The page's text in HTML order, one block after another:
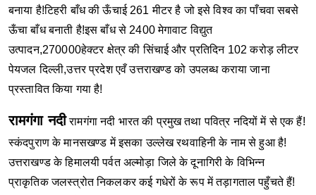
बनाया है!टिहरी बाँध की ऊँचाई 261 मीटर है जो इसे विश्व का पाँचवा सबसे
ऊँचा बाँध बनाती है!इस बाँध से 2400 मेगावाट विद्युत
उत्पादन,270000हेक्टर क्षेत्र की सिंचाई और प्रतिदिन 102 करोड़ लीटर
पेयजल दिल्ली,उत्तर प्रदेश एवँ उत्तराखण्ड को उपलब्ध कराया जाना
प्रस्तावित किया गया है!
रामगंगा नदी रामगंगा नदी भारत की प्रमुख तथा पवित्र नदियों में से एक हैं!
स्कंदपुराण के मानसखण्ड में इसका उल्लेख रथवाहिनी के नाम से हुआ है!
उत्तराखण्ड के हिमालयी पर्वत अल्मोड़ा जिले के दूनागिरी के विभिन्न
प्राकृतिक जलस्त्रोत निकलकर कई गधेरों के रूप में तड़ागताल पहुँचते हैं!